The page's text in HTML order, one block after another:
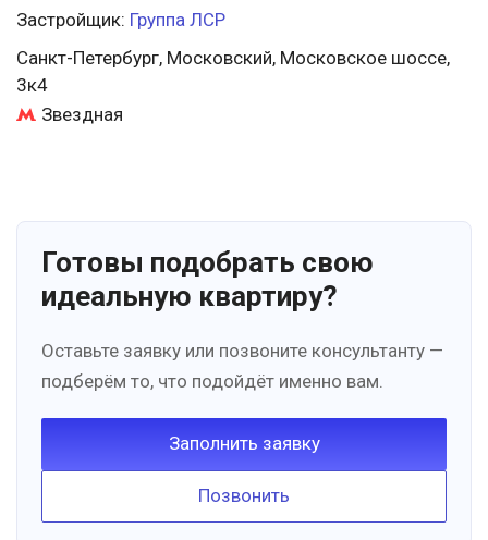
Застройщик: Группа ЛСР
Санкт-Петербург, Московский, Московское шоссе,
3к4
Звездная
Готовы подобрать свою
идеальную квартиру?
Оставьте заявку или позвоните консультанту —
подберём то, что подойдёт именно вам.
Заполнить заявку
Позвонить